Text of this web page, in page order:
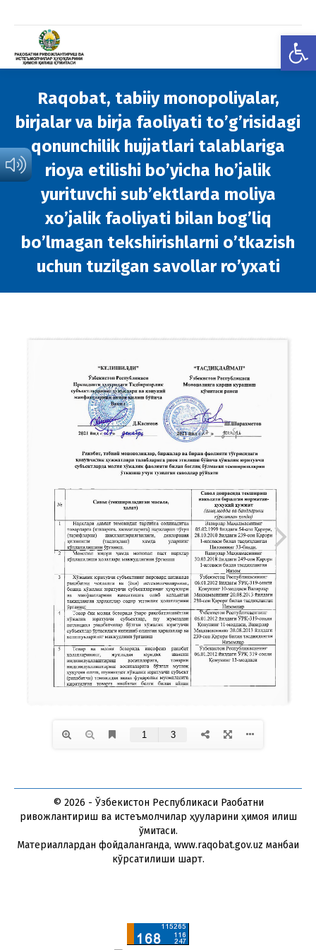
Raqobat, tabiiy monopoliyalar,
birjalar va birja faoliyati toʼgʼrisidagi
qonunchilik hujjatlari talablariga
rioya etilishi boʼyicha hoʼjalik
yurituvchi subʼektlarda moliya
xoʼjalik faoliyati bilan bogʼliq
boʼlmagan tekshirishlarni oʼtkazish
uchun tuzilgan savollar roʼyxati
© 2026 - Ўзбекистон Республикаси Рақобатни
ривожлантириш ва истеъмолчилар ҳуқуқларини ҳимоя қилиш
қўмитаси.
Материаллардан фойдаланганда, www.raqobat.gov.uz манбаи
кўрсатилиши шарт.